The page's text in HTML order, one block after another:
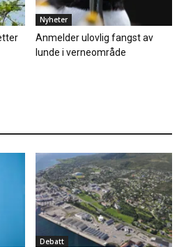
Nyheter
Anmelder ulovlig fangst av
lunde i verneområde
Debatt